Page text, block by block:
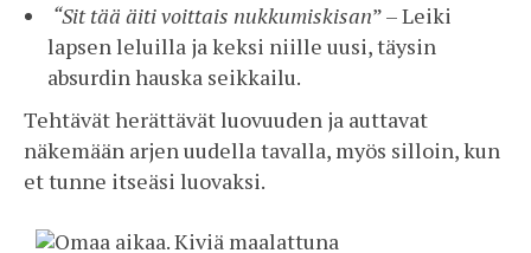
“Sit tää äiti voittais nukkumiskisan” – Leiki
lapsen leluilla ja keksi niille uusi, täysin
absurdin hauska seikkailu.
Tehtävät herättävät luovuuden ja auttavat
näkemään arjen uudella tavalla, myös silloin, kun
et tunne itseäsi luovaksi.